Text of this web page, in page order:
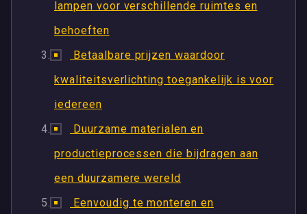
lampen voor verschillende ruimtes en
behoeften
Betaalbare prijzen waardoor
kwaliteitsverlichting toegankelijk is voor
iedereen
Duurzame materialen en
productieprocessen die bijdragen aan
een duurzamere wereld
Eenvoudig te monteren en